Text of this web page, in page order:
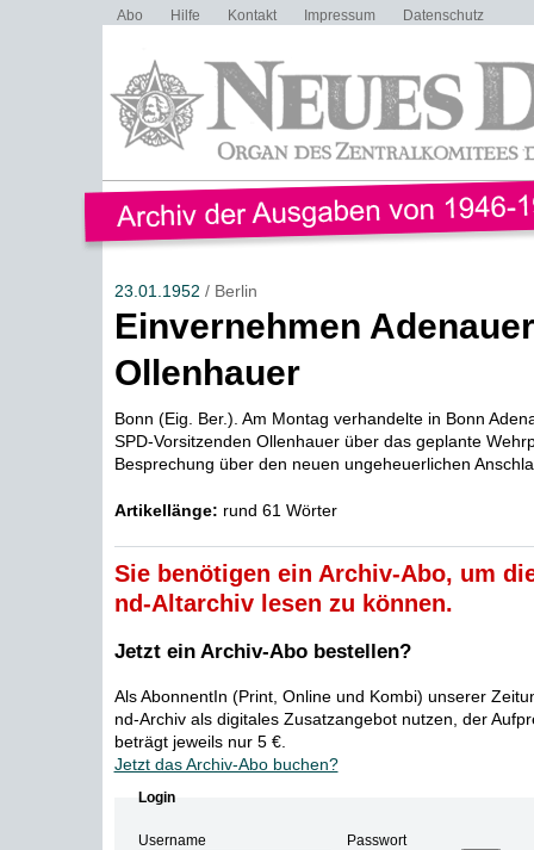
Abo Hilfe Kontakt Impressum Datenschutz
23.01.1952 / Berlin
Einvernehmen
Ollenhauer
Bonn (Eig. Ber.). Am Montag verhandelte in Bonn
SPD-Vorsitzenden Ollenhauer über das geplante
Besprechung über den neuen ungeheuerlichen
Artikellänge: rund 61 Wörter
Sie benötigen ein Archiv-Abo, um
nd-Altarchiv lesen zu können.
Jetzt ein Archiv-Abo bestellen?
Als AbonnentIn (Print, Online und Kombi) unserer
nd-Archiv als digitales Zusatzangebot nutzen, der
beträgt jeweils nur 5 €.
Jetzt das Archiv-Abo buchen?
Login
Username Passwort